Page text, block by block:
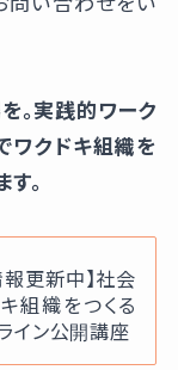
。実践的ワーク
ワクドキ組織を
。
報更新中】社会
組織をつくる
イン公開講座